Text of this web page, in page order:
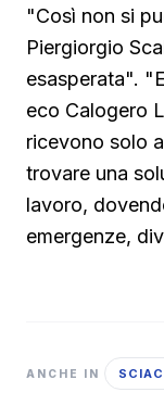
"Così non si
Piergiorgio
esasperata".
eco Calogero
ricevono solo
trovare una
lavoro,
emergenze,
ANCHE IN